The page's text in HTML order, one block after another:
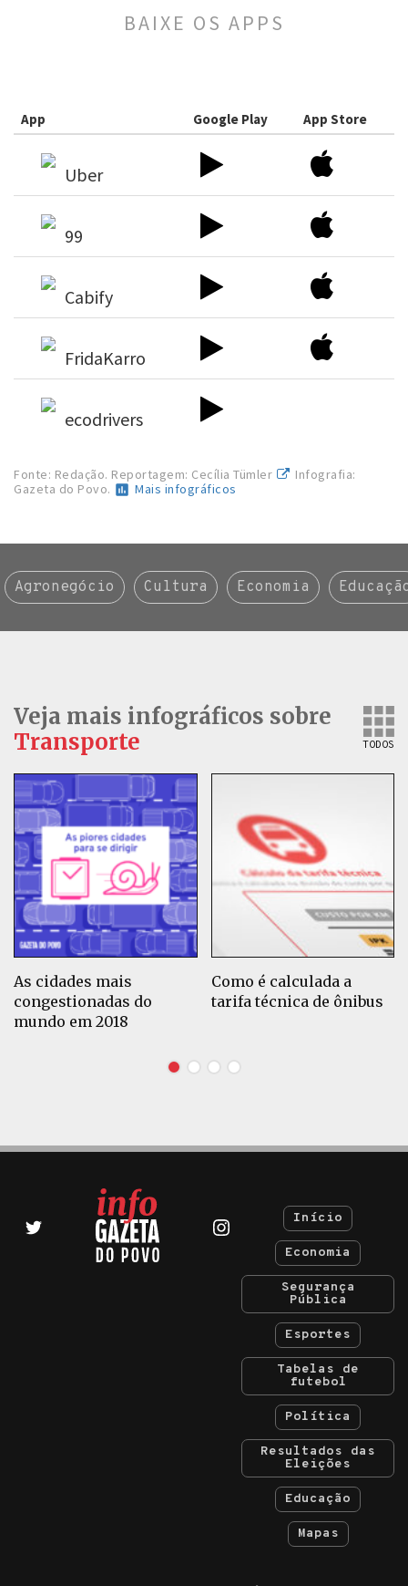
BAIXE OS APPS
App Google Play App Store
Uber
99
Cabify
FridaKarro
ecodrivers
Fonte: Redação. Reportagem: Cecília Tümler
Infografia:
Gazeta do Povo.
Mais infográficos
Agronegócio Cultura Economia
Veja mais infográficos sobre
Transporte
TODOS
As cidades mais
congestionadas do
mundo em 2018
Como é calculada a
tarifa técnica de ônibus
Início
Economia
Segurança
Pública
Esportes
Tabelas de
futebol
Política
Resultados das
Eleições
Educação
Mapas